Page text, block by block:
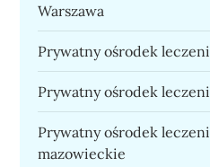
Warszawa
Prywatny ośrodek
Prywatny ośrodek
Prywatny ośrodek
mazowieckie